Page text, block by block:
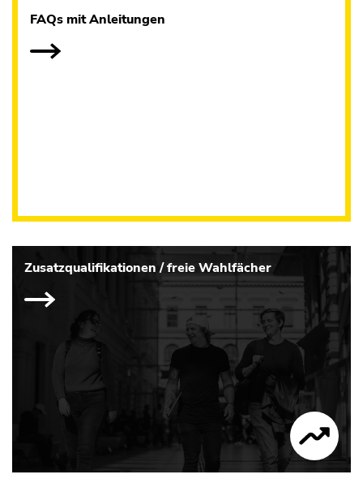
FAQs mit Anleitungen
Zusatzqualifikationen / freie Wahlfächer